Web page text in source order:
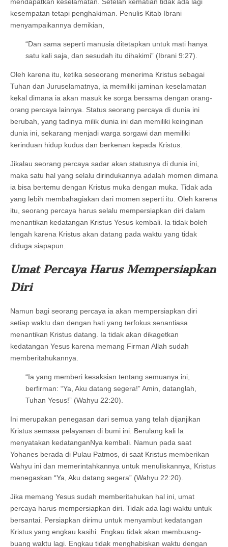
kesempatan tetapi penghakiman. Penulis Kitab Ibrani
menyampaikannya demikian,
“Dan sama seperti manusia ditetapkan untuk mati hanya
satu kali saja, dan sesudah itu dihakimi” (Ibrani 9:27).
Oleh karena itu, ketika seseorang menerima Kristus sebagai
Tuhan dan Juruselamatnya, ia memiliki jaminan keselamatan
kekal dimana ia akan masuk ke sorga bersama dengan orang-
orang percaya lainnya. Status seorang percaya di dunia ini
berubah, yang tadinya milik dunia ini dan memiliki keinginan
dunia ini, sekarang menjadi warga sorgawi dan memiliki
kerinduan hidup kudus dan berkenan kepada Kristus.
Jikalau seorang percaya sadar akan statusnya di dunia ini,
maka satu hal yang selalu dirindukannya adalah momen dimana
ia bisa bertemu dengan Kristus muka dengan muka. Tidak ada
yang lebih membahagiakan dari momen seperti itu. Oleh karena
itu, seorang percaya harus selalu mempersiapkan diri dalam
menantikan kedatangan Kristus Yesus kembali. Ia tidak boleh
lengah karena Kristus akan datang pada waktu yang tidak
diduga siapapun.
Umat Percaya Harus Mempersiapkan
Diri
Namun bagi seorang percaya ia akan mempersiapkan diri
setiap waktu dan dengan hati yang terfokus senantiasa
menantikan Kristus datang. Ia tidak akan dikagetkan
kedatangan Yesus karena memang Firman Allah sudah
memberitahukannya.
“Ia yang memberi kesaksian tentang semuanya ini,
berfirman: “Ya, Aku datang segera!” Amin, datanglah,
Tuhan Yesus!” (Wahyu 22:20).
Ini merupakan penegasan dari semua yang telah dijanjikan
Kristus semasa pelayanan di bumi ini. Berulang kali Ia
menyatakan kedatanganNya kembali. Namun pada saat
Yohanes berada di Pulau Patmos, di saat Kristus memberikan
Wahyu ini dan memerintahkannya untuk menuliskannya, Kristus
menegaskan “Ya, Aku datang segera” (Wahyu 22:20).
Jika memang Yesus sudah memberitahukan hal ini, umat
percaya harus mempersiapkan diri. Tidak ada lagi waktu untuk
bersantai. Persiapkan dirimu untuk menyambut kedatangan
Kristus yang engkau kasihi. Engkau tidak akan membuang-
buang waktu lagi. Engkau tidak menghabiskan waktu dengan